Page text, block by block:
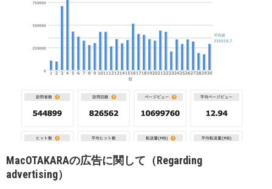
MacOTAKARAの広告に関して（Regarding
advertising）